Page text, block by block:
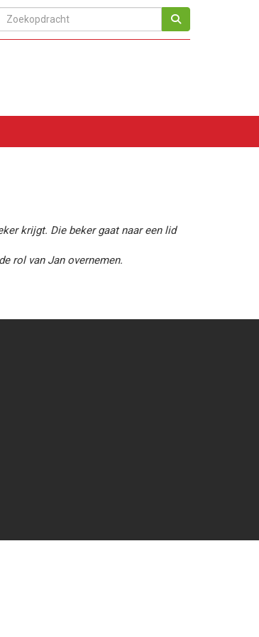
krijgt. Die beker gaat naar een lid
rol van Jan overnemen.